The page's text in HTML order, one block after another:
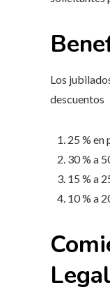
Los
descuentos
25 % en
30 % a
15 % a
10 % a